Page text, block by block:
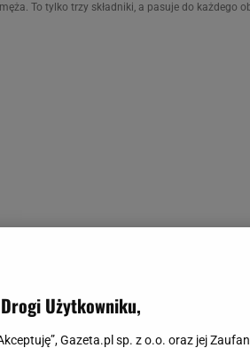
To tylko trzy składniki, a pasuje do każdego
Użytkowniku,
Gazeta.pl sp. z o.o. oraz jej